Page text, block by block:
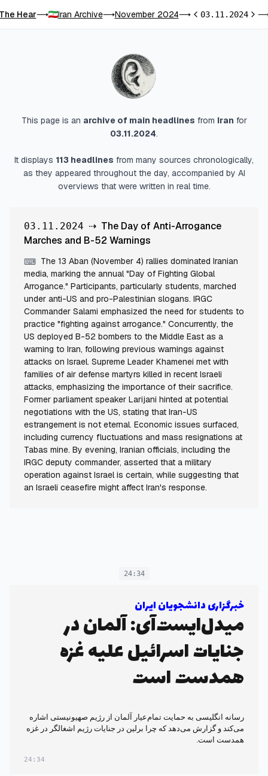
Hear⟶ Iran Archive⟶November 2024⟶Previous day
03.11.2024Next
This page is an archive of main headlines from Iran for
03.11.2024.
It displays 113 headlines from many sources chronologically,
as they appeared throughout the day, accompanied by AI
overviews that were written in real time.
03.11.2024 ⇢ The Day of Anti-Arrogance
Marches and B-52 Warnings
⌨ The 13 Aban (November 4) rallies dominated Iranian
media, marking the annual "Day of Fighting Global
Arrogance." Participants, particularly students, marched
under anti-US and pro-Palestinian slogans. IRGC
Commander Salami emphasized the need for students to
practice "fighting against arrogance." Concurrently, the
US deployed B-52 bombers to the Middle East as a
warning to Iran, following previous warnings against
attacks on Israel. Supreme Leader Khamenei met with
families of air defense martyrs killed in recent Israeli
attacks, emphasizing the importance of their sacrifice.
Former parliament speaker Larijani hinted at potential
negotiations with the US, stating that Iran-US
estrangement is not eternal. Economic issues surfaced,
including currency fluctuations and mass resignations at
Tabas mine. By evening, Iranian officials, including the
IRGC deputy commander, asserted that a military
operation against Israel is certain, while suggesting that
an Israeli ceasefire might affect Iran's response.
24:34
خبرگزاری دانشجویان ایران
میدل‌ایست‌آی: آلمان در
جنایات اسرائیل علیه غزه
همدست است
رسانه انگلیسی به حمایت‌ تمام‌عیار آلمان از رژیم صهیونیستی اشاره
می‌کند و گزارش می‌دهد که چرا برلین در جنایات رژیم اشغالگر در غزه
همدست است.
24:34